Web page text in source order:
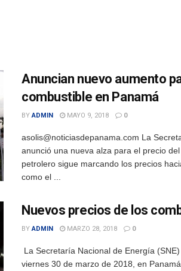
Anuncian nuevo aumento
combustible en Panamá
BY ADMIN MAYO 9, 2018 0
asolis@noticiasdepanama.com La
anunció una nueva alza para el precio
petrolero sigue marcando los precios
como el ...
Nuevos precios de los
BY ADMIN MARZO 28, 2018 0
La Secretaría Nacional de Energía
viernes 30 de marzo de 2018, en